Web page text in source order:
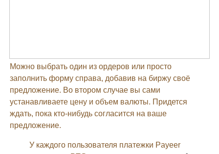
Можно выбрать один из ордеров или просто
заполнить форму справа, добавив на биржу своё
предложение. Во втором случае вы сами
устанавливаете цену и объем валюты. Придется
ждать, пока кто-нибудь согласится на ваше
предложение.
У каждого пользователя платежки Payeer